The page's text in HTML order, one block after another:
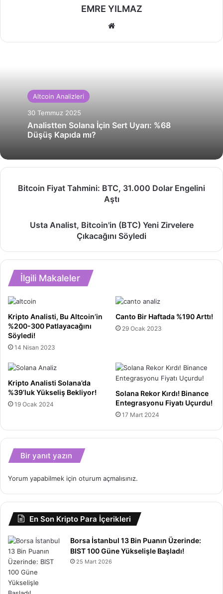
EMRE YILMAZ
Altcoin Analizleri
30 Temmuz 2025
Analistten Solana İçin Sert Uyarı: %68
Düşüş Kapıda mı?
FiyatBitcoin Fiyat Tahmini: BTC, 31.000 Dolar Engelini
Aştı
(BTC)
Yeni
Zirvelere
Çıkacağını
Usta Analist, Bitcoin'in (BTC) Yeni Zirvelere
Çıkacağını Söyledi
İlgili Makaleler
Kripto Analisti, Bu Altcoin’in
%200-300 Patlayacağını
Söyledi!
14 Nisan 2023
Canto Bir Haftada %190 Arttı!
29 Ocak 2023
Kripto Analisti Solana’da
%39’luk Yükseliş Bekliyor!
19 Ocak 2024
Solana Rekor Kırdı! Binance
Entegrasyonu Fiyatı Uçurdu!
17 Mart 2024
Bir yanıt yazın
Yorum yapabilmek için oturum açmalısınız.
En Son Kripto Para İçerikleri
Borsa İstanbul 13 Bin Puanın Üzerinde:
BIST 100 Güne Yükselişle Başladı!
25 Mart 2026